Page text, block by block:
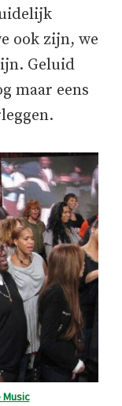
ook zijn, we
Geluid
maar eens
Music